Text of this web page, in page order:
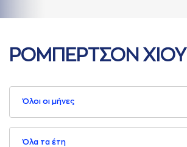
ΡΟΜΠΕΡΤΣΟΝ ΧΙΟΥ
Όλοι οι μήνες
Όλα τα έτη